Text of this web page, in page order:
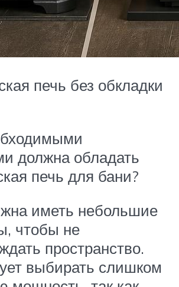
печь без обкладки
должна обладать
печь для бани?
иметь небольшие
чтобы не
пространство.
выбирать слишком